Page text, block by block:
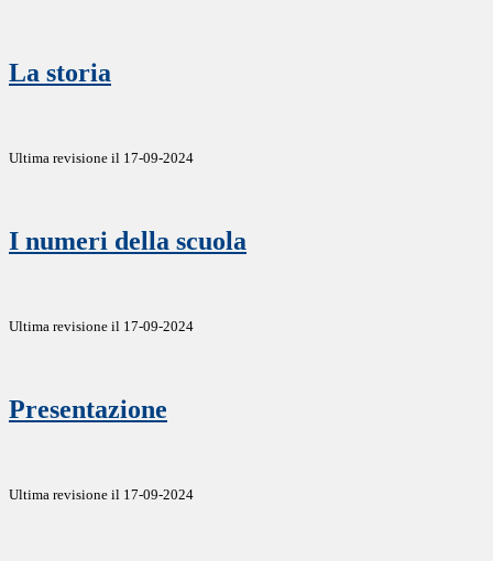
La storia
Ultima revisione il 17-09-2024
I numeri della scuola
Ultima revisione il 17-09-2024
Presentazione
Ultima revisione il 17-09-2024